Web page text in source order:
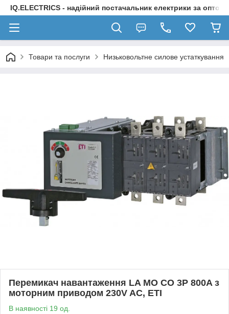
IQ.ELECTRICS - надійний постачальник електрики за
Товари та послуги Низьковольтне силове устаткування
Перемикач навантаження LA MO CO 3P 800A з
моторним приводом 230V AC, ETI
В наявності 19 од.